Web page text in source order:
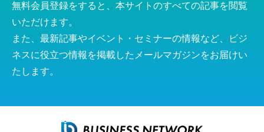
無料会員登録をすると、本サイトのすべての記事を閲覧
いただけます。
また、最新記事やイベント・セミナーの情報など、ビジ
ネスに役立つ情報を掲載したメールマガジンをお届けい
たします。